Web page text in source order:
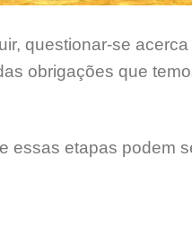
questionar-se
obrigações que
essas etapas podem